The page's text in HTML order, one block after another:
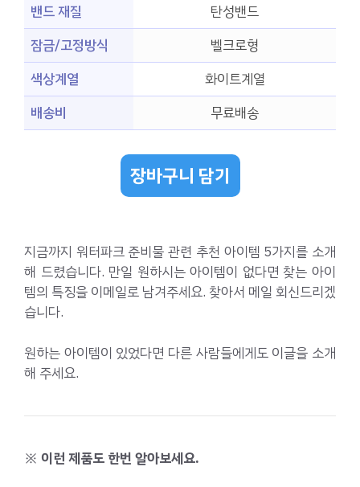
밴드 재질
탄성밴드
잠금/고정방식
벨크로형
색상계열
화이트계열
배송비
무료배송
장바구니 담기
지금까지 워터파크 준비물 관련 추천 아이템 5가지를 소개
해 드렸습니다. 만일 원하시는 아이템이 없다면 찾는 아이
템의 특징을 이메일로 남겨주세요. 찾아서 메일 회신드리겠
습니다.
원하는 아이템이 있었다면 다른 사람들에게도 이글을 소개
해 주세요.
※ 이런 제품도 한번 알아보세요.